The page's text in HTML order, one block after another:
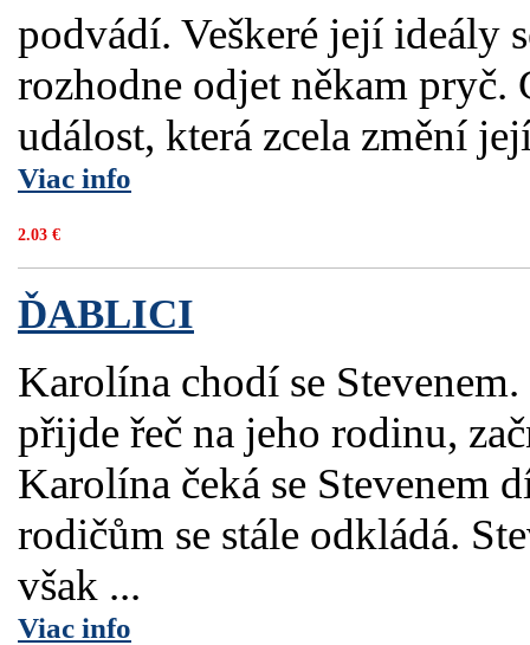
podvádí. Veškeré její ideály
rozhodne odjet někam pryč.
událost, která zcela změní
Viac info
2.03 €
ĎABLICI
Karolína chodí se
přijde řeč na jeho rodinu,
Karolína čeká se Stevenem
rodičům se stále odkládá.
však ...
Viac info